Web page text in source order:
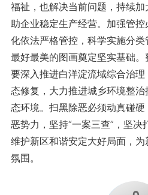
福祉，也解决当前问题，持续
助企业稳定生产经营。加强管
化依法严格管控，科学实施分
最好最美的图画奠定坚实基础。
要深入推进白洋淀流域综合治
态修复，大力推进城乡环境整
态环境。扫黑除恶必须动真碰
恶势力，坚持“一案三查”，坚决
维护新区和谐安定大好局面，
氛围。